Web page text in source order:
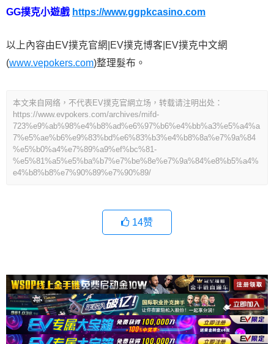
GG撲克小遊戲 https://www.ggpkcasino.com
以上內容由EV撲克官網|EV撲克博客|EV撲克中文網
(www.vepokers.com)整理髮布。
本文来自网络，不代表EV撲克官網立场，转载请注明出处：
https://www.evpokers.com/archives/mifd-
723%e9%ab%98%e4%b8%ad%e6%97%b6%e4%bb%a3%e5%a4%a
7%e5%ae%b6%e9%83%bd%e6%83%b3%e4%b8%8a%e7%9a%84
%e5%b0%a4%e7%89%a9%ef%bc%81-
%e5%81%a5%e5%ba%b7%e7%be%8e%e7%9a%84%e8%b5%a4%
e4%b8%b8%e7%90%89%e7%90%89/
14赞